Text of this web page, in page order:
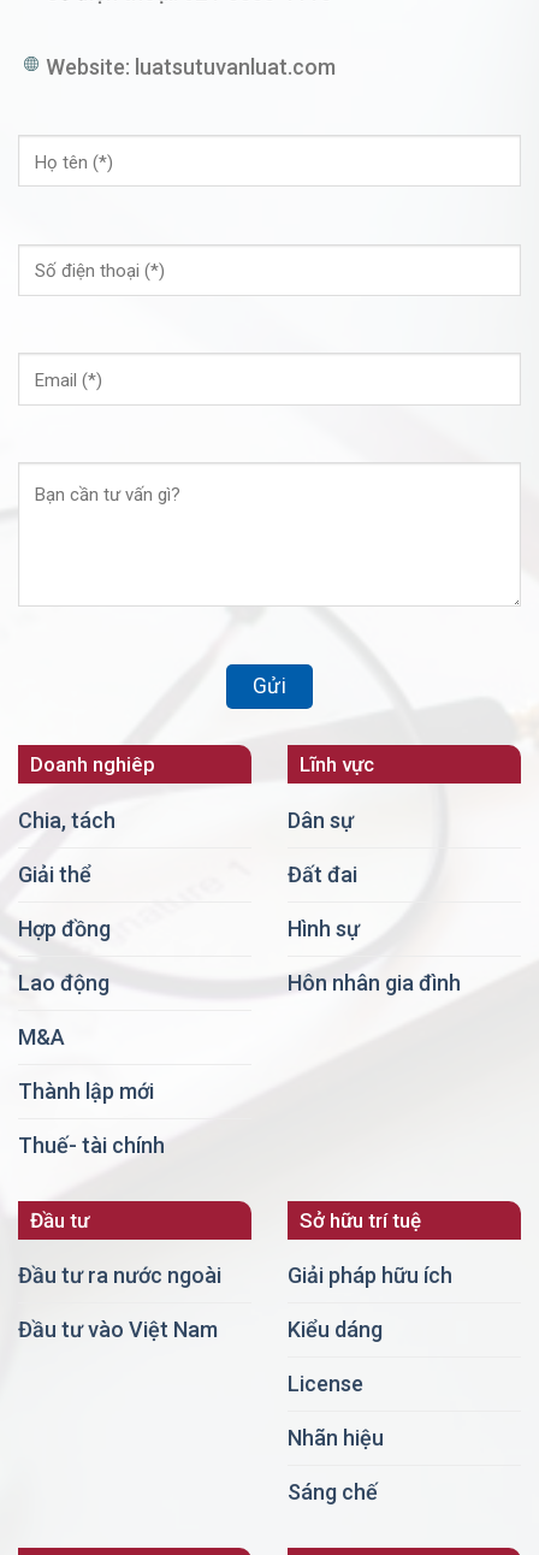
Website: luatsutuvanluat.com
Doanh nghiêp
Chia, tách
Giải thể
Hợp đồng
Lao động
M&A
Thành lập mới
Thuế- tài chính
Lĩnh vực
Dân sự
Đất đai
Hình sự
Hôn nhân gia đình
Đầu tư
Đầu tư ra nước ngoài
Đầu tư vào Việt Nam
Sở hữu trí tuệ
Giải pháp hữu ích
Kiểu dáng
License
Nhãn hiệu
Sáng chế